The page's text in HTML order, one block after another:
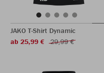
JAKO T-Shirt Dynamic
ab 25,99 €
29,99 €